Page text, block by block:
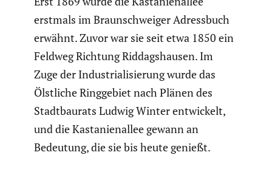
erstmals im Braun­schweiger Adress­buch
erwähnt. Zuvor war sie seit etwa 1850 ein
Feldweg Richtung Riddags­hausen. Im
Zuge der Indus­tria­li­sie­rung wurde das
Ölstliche Ringge­biet nach Plänen des
Stadt­bau­rats Ludwig Winter entwi­ckelt,
und die Kasta­ni­en­allee gewann an
Bedeutung, die sie bis heute genießt.